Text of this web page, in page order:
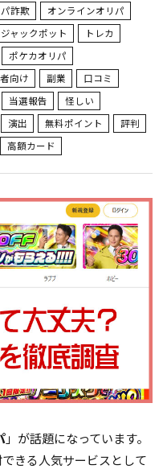
詐欺
オンラインオリパ
ジャックポット
トレカ
ポケカオリパ
向け 副業
口コミ
当選報告
怪しい
演出 無料ポイント
評判
高額カード
」が話題になっています。
きる人気サービスとして